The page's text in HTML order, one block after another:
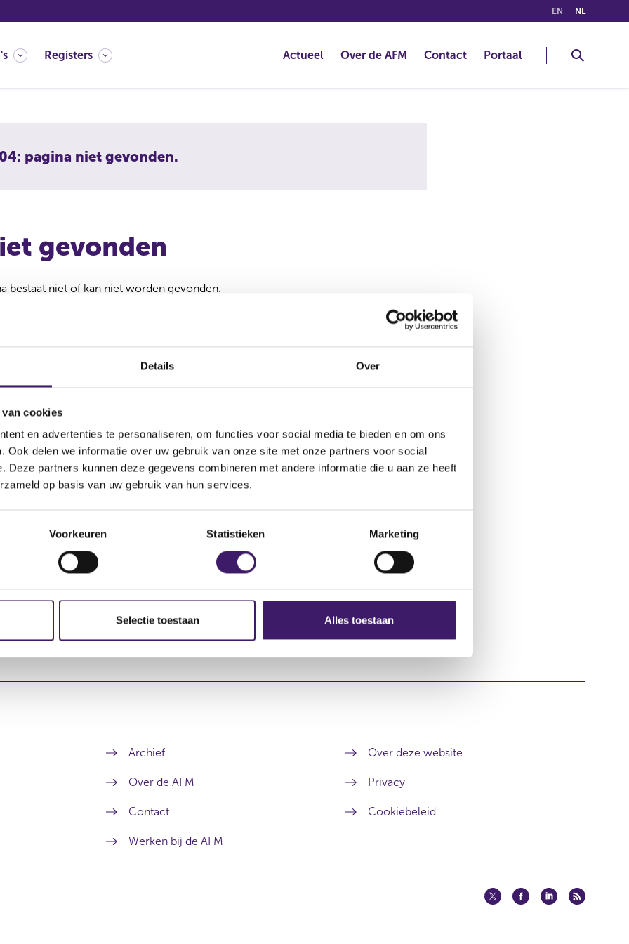
Details Over
cookies
en advertenties te personaliseren, om functies voor social media te bieden en om ons
Ook delen we informatie over uw gebruik van onze site met onze partners voor social
Deze partners kunnen deze gegevens combineren met andere informatie die u aan ze heeft
op basis van uw gebruik van hun services.
Voorkeuren Statistieken Marketing
Selectie toestaan Alles toestaan
EN (ENGLISH)
NL
Registers Actueel Over de AFM Contact Portaal
pagina niet gevonden.
gevonden
bestaat niet of kan niet worden gevonden.
de site
Archief
Over de AFM
Contact
Werken bij de AFM
Over deze website
Privacy
Cookiebeleid